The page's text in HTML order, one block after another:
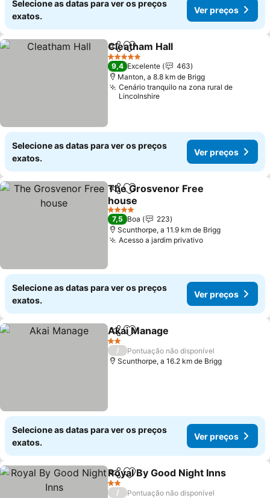
Selecione as datas para ver os preços
exatos.
Ver preços
PartilharAdicionar aos favoritos
Cleatham Hall
5 Estrelas
9,4 Excelente
463
Manton, a 8.8 km de Brigg
Cenário tranquilo na zona rural de
Lincolnshire
Selecione as datas para ver os preços
exatos.
Ver preços
PartilharAdicionar aos favoritos
The Grosvenor Free
house
Ver preços
4 Estrelas
7,5 Boa
223
Scunthorpe, a 11.9 km de Brigg
Acesso a jardim privativoVer preços
Selecione as datas para ver os preços
exatos.
Ver preços
PartilharAdicionar aos favoritos
Akai Manage
2 Estrelas
/
Pontuação não disponível
Scunthorpe, a 16.2 km de Brigg
Selecione as datas para ver os preços
exatos.
Ver preços
PartilharAdicionar aos favoritos
Royal By Good Night Inns
2 Estrelas
/
Pontuação não disponível